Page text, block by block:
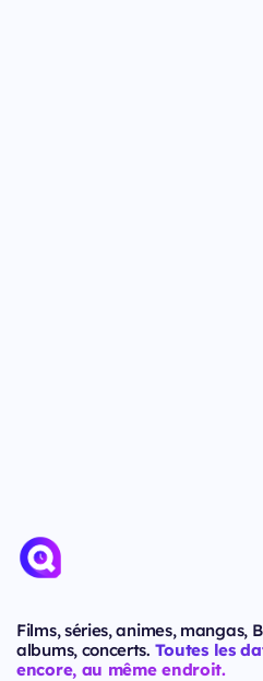
Films, séries, animes, mangas,
albums, concerts. Toutes les
encore, au même endroit.